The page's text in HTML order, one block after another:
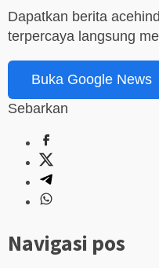
Dapatkan berita
terpercaya langsung
Buka Google News
Sebarkan
Navigasi pos